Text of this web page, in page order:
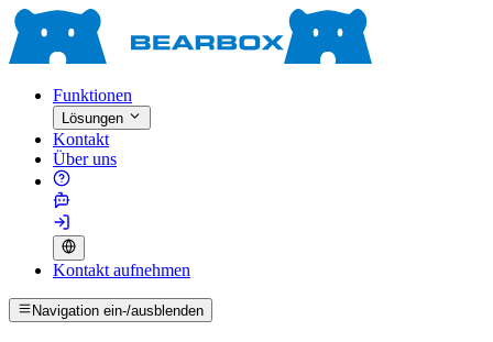
Funktionen
Lösungen
Kontakt
Über uns
Kontakt aufnehmen
Navigation ein-/ausblenden